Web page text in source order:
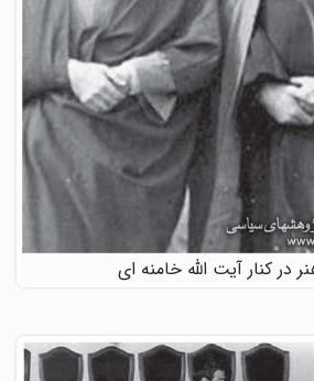
در کنار آیت الله خامنه ای